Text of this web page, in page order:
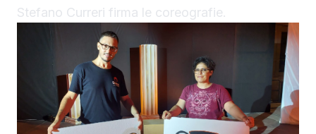
Stefano Curreri firma le coreografie.